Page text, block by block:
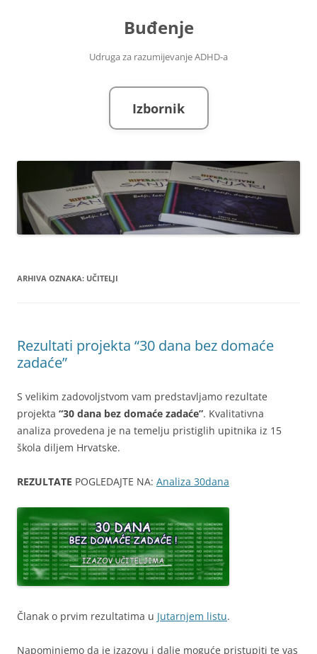
Buđenje
Udruga za razumijevanje ADHD-a
Izbornik
ARHIVA OZNAKA: UČITELJI
Rezultati projekta “30 dana bez domaće
zadaće”
S velikim zadovoljstvom vam predstavljamo rezultate
projekta “30 dana bez domaće zadaće”. Kvalitativna
analiza provedena je na temelju pristiglih upitnika iz 15
škola diljem Hrvatske.
REZULTATE POGLEDAJTE NA: Analiza 30dana
Članak o prvim rezultatima u Jutarnjem listu.
Napominjemo da je izazovu i dalje moguće pristupiti te vas